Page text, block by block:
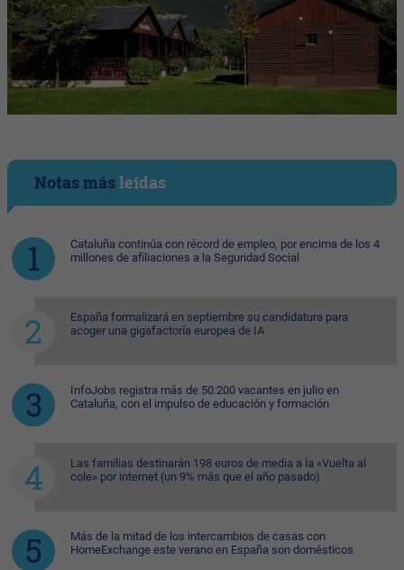
Notas másleídas
Cataluña continúa con récord de empleo, por encima de los 4
millones de afiliaciones a la Seguridad Social
España formalizará en septiembre su candidatura para
acoger una gigafactoría europea de IA
InfoJobs registra más de 50.200 vacantes en julio en
Cataluña, con el impulso de educación y formación
Las familias destinarán 198 euros de media a la «Vuelta al
cole» por internet (un 9% más que el año pasado)
Más de la mitad de los intercambios de casas con
HomeExchange este verano en España son domésticos